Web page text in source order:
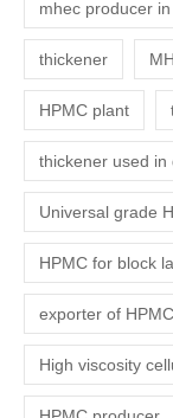
mhec producer
thickener
HPMC plant
thickener used
Universal grade
HPMC for block
exporter of HPMC
High viscosity